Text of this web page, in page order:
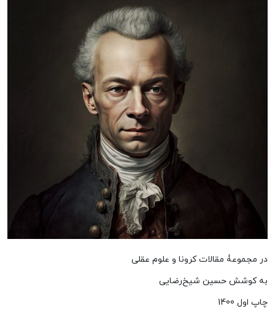
در مجموعۀ مقالات کرونا و علوم عقلی
به کوشش حسین شیخ‌رضایی
چاپ اول 1400